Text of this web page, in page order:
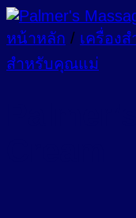
หน้าหลัก / เครื่อง
สำหรับคุณแม่